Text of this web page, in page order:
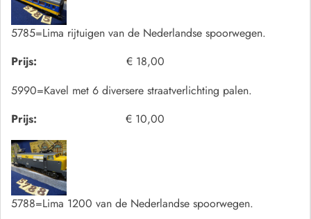
5785=Lima rijtuigen van de Nederlandse spoorwegen.
Prijs:
€ 18,00
5990=Kavel met 6 diversere straatverlichting palen.
Prijs:
€ 10,00
5788=Lima 1200 van de Nederlandse spoorwegen.